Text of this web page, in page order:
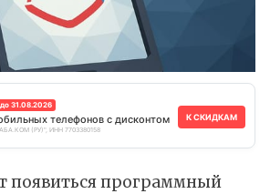
до 31.08.2026
телефонов с дисконтом
(РУ)", ИНН 7703380158
К СКИДКАМ
появиться программный